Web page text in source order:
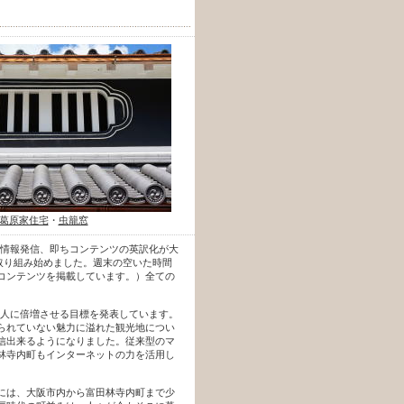
原家住宅・ 虫籠窓
報発信、即ちコンテンツの英訳化が大
組み始めました。週末の空いた時間
ンテンツを掲載しています。）全ての
に倍増させる目標を発表しています。
れていない魅力に溢れた観光地につい
出来るようになりました。従来型のマ
内町もインターネットの力を活用し
は、大阪市内から富田林寺内町まで少